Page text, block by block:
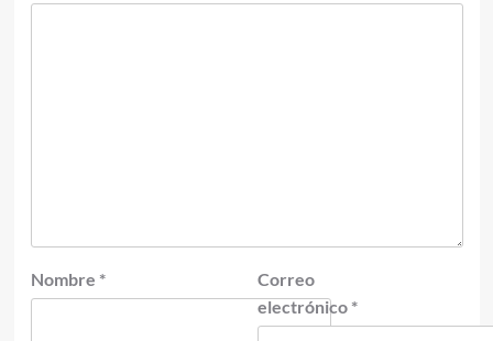
Nombre *
Correo
electrónico *